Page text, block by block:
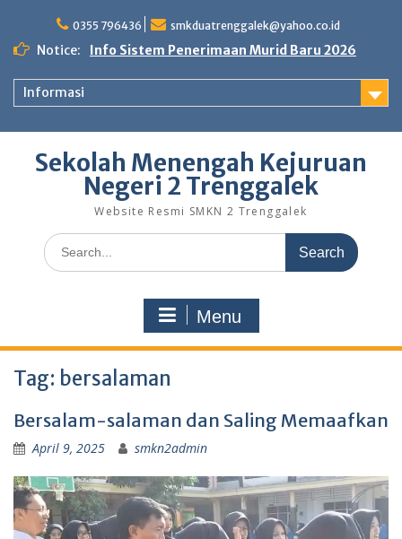
content
0355 796436 smkduatrenggalek@yahoo.co.id
Notice: Info Sistem Penerimaan Murid Baru 2026
Informasi
Sekolah Menengah Kejuruan
Negeri 2 Trenggalek
Website Resmi SMKN 2 Trenggalek
Search
for:
Menu
Tag: bersalaman
Bersalam-salaman dan Saling Memaafkan
April 9, 2025 smkn2admin